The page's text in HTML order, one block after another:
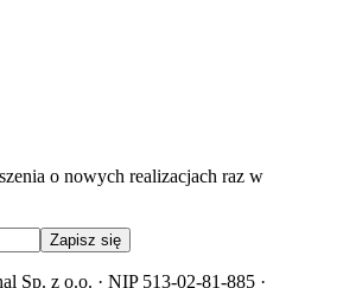
o nowych realizacjach raz w
Zapisz się
Sp. z o.o. · NIP 513-02-81-885 ·